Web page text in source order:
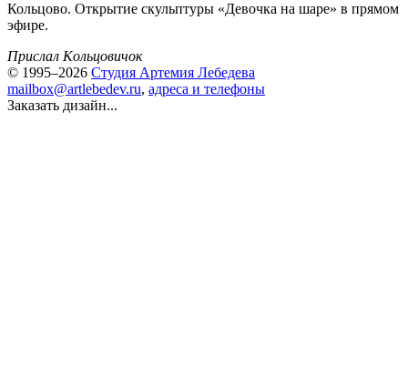
Кольцово. Открытие скульптуры «Девочка на шаре» в прямом
эфире.
Прислал Kольцовичок
© 1995–2026 Студия Артемия Лебедева
mailbox@artlebedev.ru, адреса и телефоны
Заказать дизайн...